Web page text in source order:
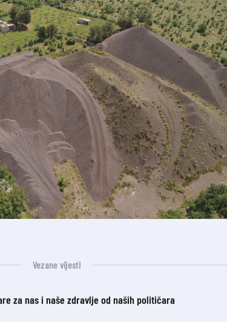
Vezane vijesti
za nas i naše zdravlje od naših političara